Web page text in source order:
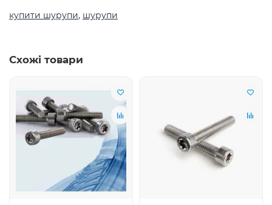
купити шурупи, шурупи
Схожі товари